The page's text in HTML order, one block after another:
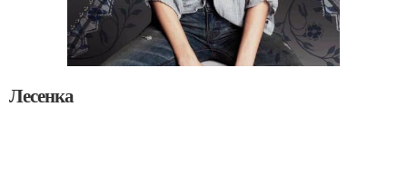
Лесенка